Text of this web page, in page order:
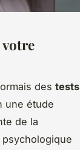
des tests
une étude
de la